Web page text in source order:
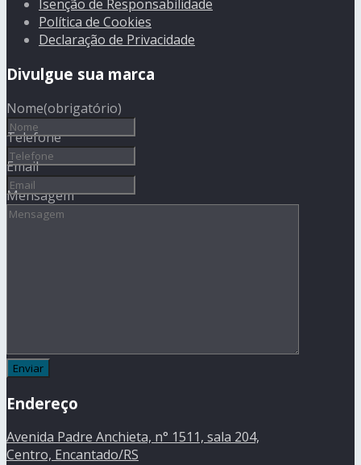
Isenção de Responsabilidade
Política de Cookies
Declaração de Privacidade
Divulgue sua marca
Nome(obrigatório)
Telefone
Email
Mensagem
Endereço
Avenida Padre Anchieta, n° 1511, sala 204,
Centro, Encantado/RS